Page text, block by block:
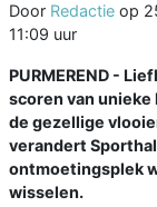
Door Redactie op
11:09 uur
PURMEREND -
scoren van
de gezellige
verandert
ontmoetingsplek
wisselen.